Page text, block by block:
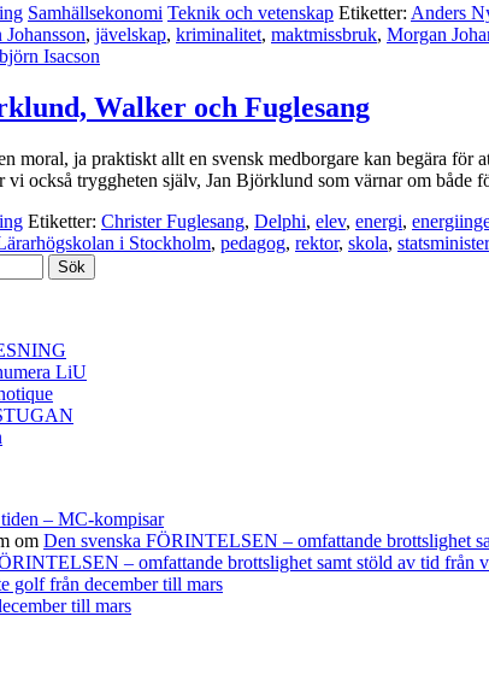
Samhällsekonomi Teknik och vetenskap Etiketter: Anders
Johansson, jävelskap, kriminalitet, maktmissbruk, Morgan
Isacson
Walker och Fuglesang
moral, ja praktiskt allt en svensk medborgare kan begära
vi också tryggheten själv, Jan Björklund som värnar om
Etiketter: Christer Fuglesang, Delphi, elev, energi,
i Stockholm, pedagog, rektor, skola, statsminister
LiU
– MC-kompisar
om Den svenska FÖRINTELSEN – omfattande brottslighet
– omfattande brottslighet samt stöld av tid från
golf från december till mars
till mars